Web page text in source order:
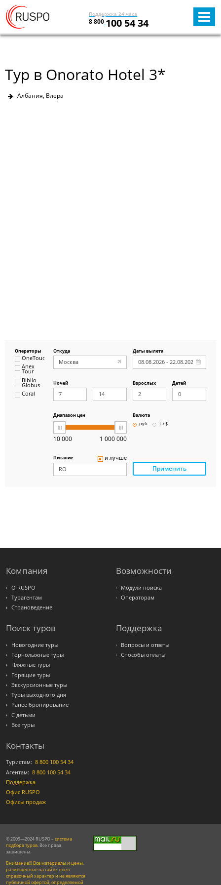
Поддержка 24 часа
8 800 100 54 34
Тур в Onorato Hotel 3*
Албания, Влера
Операторы
OneTouch&Travel
Anex
Tour
Biblio
Globus
Coral
Интурист
Откуда Даты вылета
Ночей Взрослых Детей
Диапазон цен
10 000 1 000 000
Валюта
руб.
€ / $
Питание и лучше
Применить
Компания
О RUSPO
Турагентам
Страноведение
Возможности
Модули поиска
Операторам
Поиск туров
Новогодние туры
Горнолыжные туры
Пляжные туры
Горящие туры
Экскурсионные туры
Туры выходного дня
Ранее бронирование
С детьми
Все туры
Поддержка
Вопросы и ответы
Способы оплаты
Контакты
Туристам: 8 800 100 54 34
Агентам: 8 800 100 54 34
Поддержка
Офис RUSPO
Офисы продаж
© 2009—2024 RUSPO – система
подбора туров. Все права
защищены.
Внимание!!! Все материалы и цены,
размещенные на сайте, носят
справочный характер и не являются
публичной офертой, определяемой